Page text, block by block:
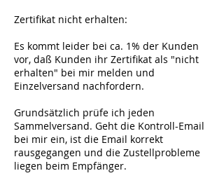
Zertifikat nicht erhalten:
Es kommt leider bei ca. 1% der Kunden
vor, daß Kunden ihr Zertifikat als "nicht
erhalten" bei mir melden und
Einzelversand nachfordern.
Grundsätzlich prüfe ich jeden
Sammelversand. Geht die Kontroll-Email
bei mir ein, ist die Email korrekt
rausgegangen und die Zustellprobleme
liegen beim Empfänger.